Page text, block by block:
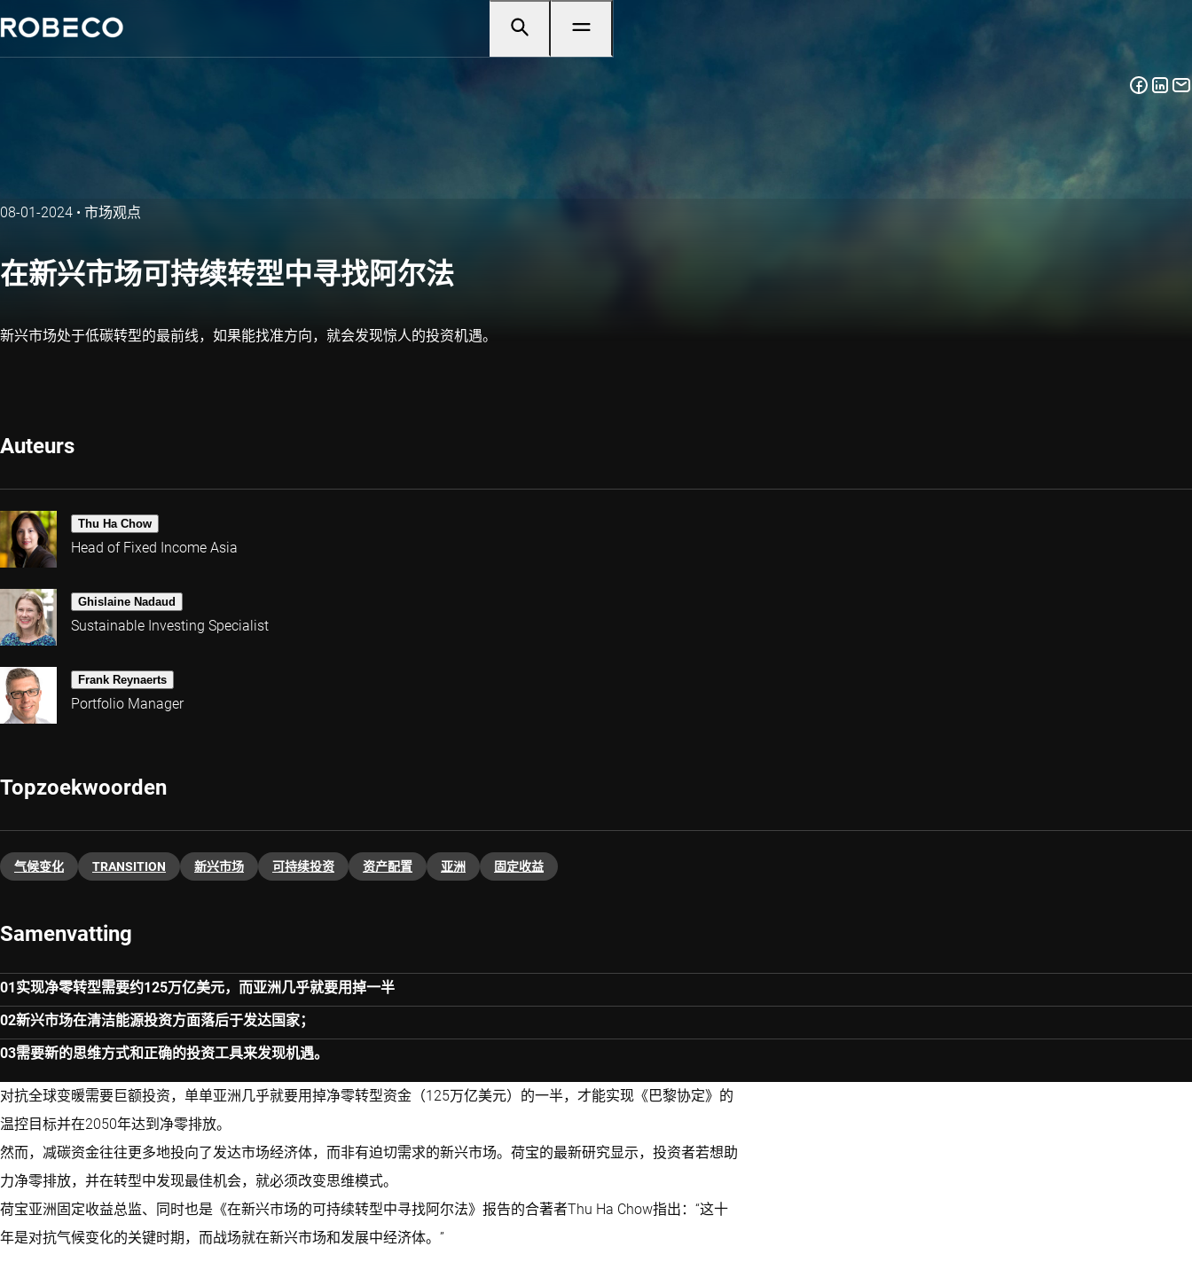
08-01-2024 • 市场观点
在新兴市场可持续转型中寻找阿尔法
新兴市场处于低碳转型的最前线，如果能找准方向，就会发现惊人的投资机遇。
Auteurs
Thu Ha Chow
Head of Fixed Income Asia
Ghislaine Nadaud
Sustainable Investing Specialist
Frank Reynaerts
Portfolio Manager
Topzoekwoorden
气候变化 TRANSITION 新兴市场 可持续投资 资产配置 亚洲 固定收益
Samenvatting
实现净零转型需要约125万亿美元，而亚洲几乎就要用掉一半
新兴市场在清洁能源投资方面落后于发达国家；
需要新的思维方式和正确的投资工具来发现机遇。
对抗全球变暖需要巨额投资，单单亚洲几乎就要用掉净零转型资金（125万亿美元）的一半，才能实现《巴黎协定》的
温控目标并在2050年达到净零排放。
然而，减碳资金往往更多地投向了发达市场经济体，而非有迫切需求的新兴市场。荷宝的最新研究显示，投资者若想助
力净零排放，并在转型中发现最佳机会，就必须改变思维模式。
荷宝亚洲固定收益总监、同时也是《在新兴市场的可持续转型中寻找阿尔法》报告的合著者Thu Ha Chow指出：“这十
年是对抗气候变化的关键时期，而战场就在新兴市场和发展中经济体。”